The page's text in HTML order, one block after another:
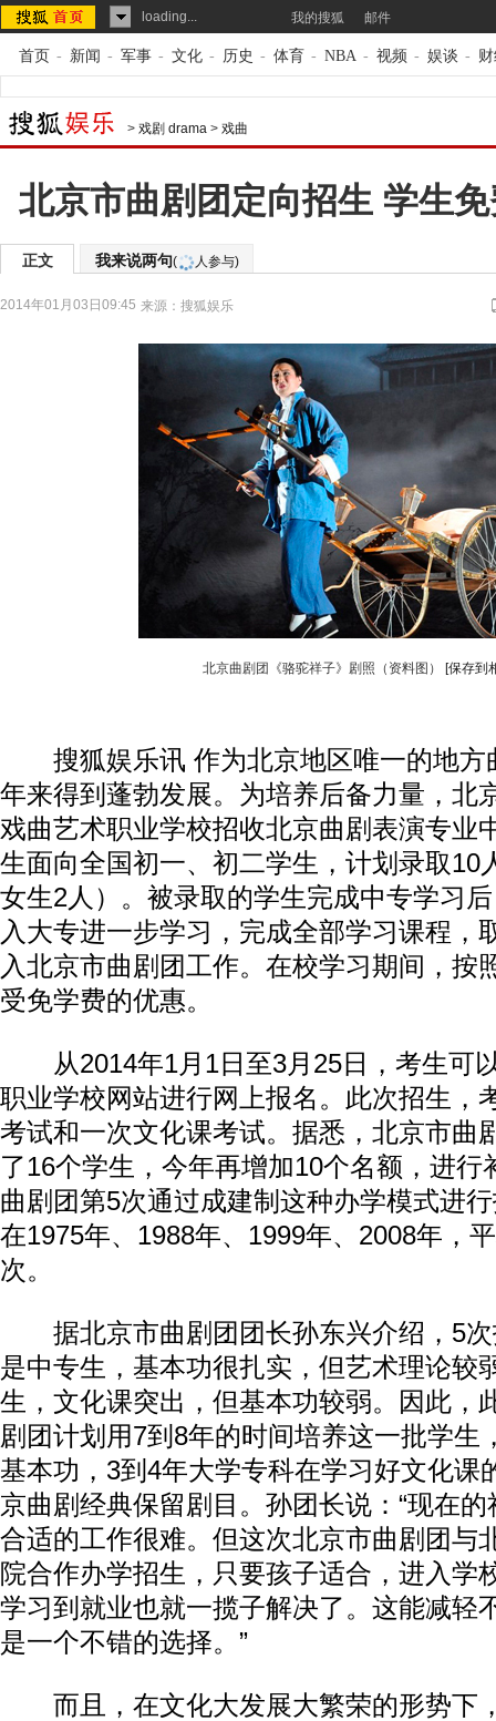
loading... 我的搜狐 邮件
首页 - 新闻 - 军事 - 文化 - 历史 - 体育 - NBA - 视频 - 娱谈 -
> 戏剧 drama > 戏曲
北京市曲剧团定向招生 学生
正文 我来说两句( 人参与)
2014年01月03日09:45 来源： 搜狐娱乐
北京曲剧团《骆驼祥子》剧照（资料图） [保存到
搜狐娱乐讯 作为北京地区唯一的地方
年来得到蓬勃发展。为培养后备力量，北
戏曲艺术职业学校招收北京曲剧表演专业
生面向全国初一、初二学生，计划录取10
女生2人）。被录取的学生完成中专学习
入大专进一步学习，完成全部学习课程，
入北京市曲剧团工作。在校学习期间，按
受免学费的优惠。
从2014年1月1日至3月25日，考生可
职业学校网站进行网上报名。此次招生，
考试和一次文化课考试。据悉，北京市曲
了16个学生，今年再增加10个名额，进行
曲剧团第5次通过成建制这种办学模式进
在1975年、1988年、1999年、2008年，
次。
据北京市曲剧团团长孙东兴介绍，5次
是中专生，基本功很扎实，但艺术理论较
生，文化课突出，但基本功较弱。因此，
剧团计划用7到8年的时间培养这一批学生
基本功，3到4年大学专科在学习好文化课
京曲剧经典保留剧目。孙团长说：“现在
合适的工作很难。但这次北京市曲剧团与
院合作办学招生，只要孩子适合，进入学
学习到就业也就一揽子解决了。这能减轻
是一个不错的选择。”
而且，在文化大发展大繁荣的形势下